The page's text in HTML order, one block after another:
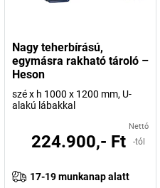
Nagy teherbírású,
egymásra rakható tároló –
Heson
szé x h 1000 x 1200 mm, U-
alakú lábakkal
Nettó
224.900,- Ft -tól
17-19 munkanap alatt